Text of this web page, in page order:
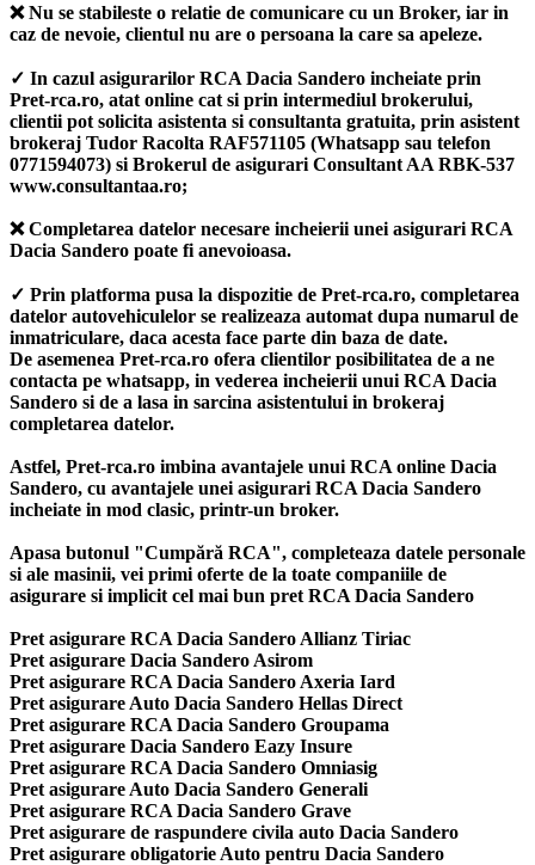
❌ Nu se stabileste o relatie de comunicare cu un Broker, iar in
caz de nevoie, clientul nu are o persoana la care sa apeleze.
✓ In cazul asigurarilor RCA Dacia Sandero incheiate prin
Pret-rca.ro, atat online cat si prin intermediul brokerului,
clientii pot solicita asistenta si consultanta gratuita, prin asistent
brokeraj Tudor Racolta RAF571105 (Whatsapp sau telefon
0771594073) si Brokerul de asigurari Consultant AA RBK-537
www.consultantaa.ro;
❌ Completarea datelor necesare incheierii unei asigurari RCA
Dacia Sandero poate fi anevoioasa.
✓ Prin platforma pusa la dispozitie de Pret-rca.ro, completarea
datelor autovehiculelor se realizeaza automat dupa numarul de
inmatriculare, daca acesta face parte din baza de date.
De asemenea Pret-rca.ro ofera clientilor posibilitatea de a ne
contacta pe whatsapp, in vederea incheierii unui RCA Dacia
Sandero si de a lasa in sarcina asistentului in brokeraj
completarea datelor.
Astfel, Pret-rca.ro imbina avantajele unui RCA online Dacia
Sandero, cu avantajele unei asigurari RCA Dacia Sandero
incheiate in mod clasic, printr-un broker.
Apasa butonul "Cumpără RCA", completeaza datele personale
si ale masinii, vei primi oferte de la toate companiile de
asigurare si implicit cel mai bun pret RCA Dacia Sandero
Pret asigurare RCA Dacia Sandero Allianz Tiriac
Pret asigurare Dacia Sandero Asirom
Pret asigurare RCA Dacia Sandero Axeria Iard
Pret asigurare Auto Dacia Sandero Hellas Direct
Pret asigurare RCA Dacia Sandero Groupama
Pret asigurare Dacia Sandero Eazy Insure
Pret asigurare RCA Dacia Sandero Omniasig
Pret asigurare Auto Dacia Sandero Generali
Pret asigurare RCA Dacia Sandero Grave
Pret asigurare de raspundere civila auto Dacia Sandero
Pret asigurare obligatorie Auto pentru Dacia Sandero